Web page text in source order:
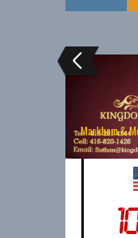
Markham &